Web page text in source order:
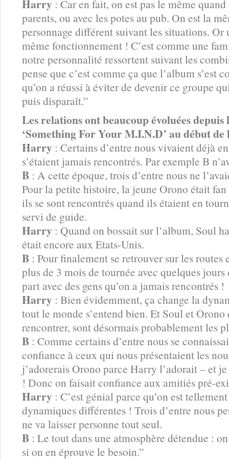
Harry : Car en fait, on est pas le même
parents, ou avec les potes au pub. On est la
personnage différent suivant les situations. Or
même fonctionnement ! C’est comme une
notre personnalité ressortent suivant les
pense que c’est comme ça que l’album s’est
qu’on a réussi à éviter de devenir ce groupe
puis disparaît.”
Les relations ont beaucoup évoluées
‘Something For Your M.I.N.D’ au début de
Harry : Certains d’entre nous vivaient déjà
s’étaient jamais rencontrés. Par exemple B
B : A cette époque, trois d’entre nous ne
Pour la petite histoire, la jeune Orono était
ils se sont rencontrés quand ils étaient en
servi de guide.
Harry : Quand on bossait sur l’album, Soul
était encore aux Etats-Unis.
B : Pour finalement se retrouver sur les
plus de 3 mois de tournée avec quelques
part avec des gens qu’on a jamais rencontrés !
Harry : Bien évidemment, ça change la
tout le monde s’entend bien. Et Soul et
rencontrer, sont désormais probablement les
B : Comme certains d’entre nous se
confiance à ceux qui nous présentaient les
j’adorerais Orono parce Harry l’adorait – et
! Donc on faisait confiance aux amitiés pré-
Harry : C’est génial parce qu’on est
dynamiques différentes ! Trois d’entre nous
ne va laisser personne tout seul.
B : Le tout dans une atmosphère détendue :
si on en éprouve le besoin.”